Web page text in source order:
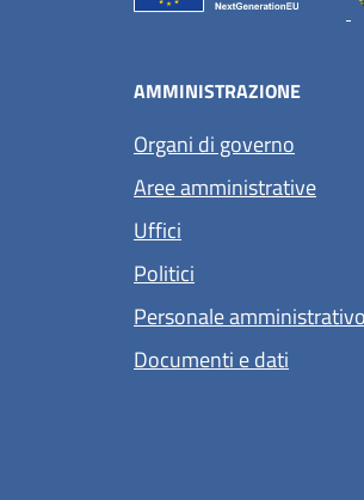
AMMINISTRAZIONE
Organi di governo
Aree amministrative
Uffici
Politici
Personale amministrativo
Documenti e dati